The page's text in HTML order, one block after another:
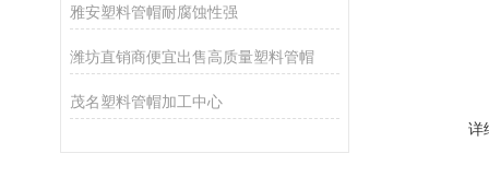
雅安塑料管帽耐腐蚀性强
潍坊直销商便宜出售高质量塑料管帽
茂名塑料管帽加工中心
详